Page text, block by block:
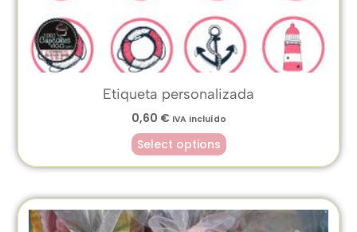
Etiqueta personalizada
0,60 € IVA incluído
Select options